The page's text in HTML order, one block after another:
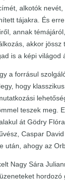
alkotók
tájakra. És
annak
akkor
is a képi világod
a forrásul
hogy
teszek meg.
át Gödry
Caspar
után, ahogy az
Nagy Sára